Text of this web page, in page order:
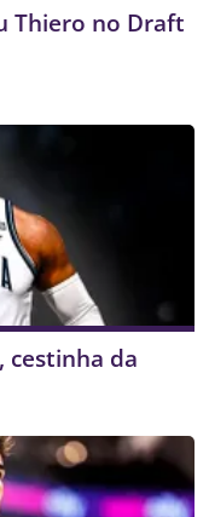
Thiero no Draft
cestinha da